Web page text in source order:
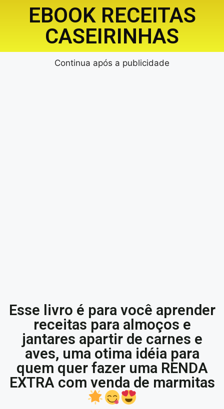
EBOOK RECEITAS
CASEIRINHAS
Continua após a publicidade
Esse livro é para você aprender
receitas para almoços e
jantares apartir de carnes e
aves, uma otima idéia para
quem quer fazer uma RENDA
EXTRA com venda de marmitas